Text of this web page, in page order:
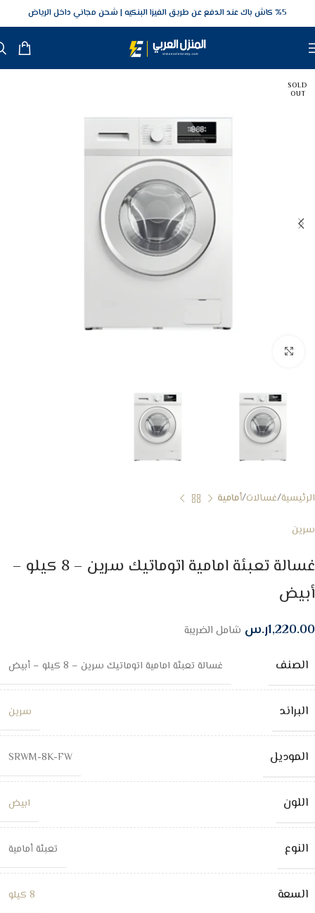
5‎% كاش باك عند الدفع عن طريق الفيزا البنكيه شحن مجاني داخل الرياض
SOLD
OUT
الرئيسية غسالات أمامية
سرين
غسالة تعبئة امامية اتوماتيك سرين – 8 كيلو –
أبيض
1,220.00ر.س شامل الضريبة
الصنف غسالة تعبئة امامية اتوماتيك سرين – 8 كيلو – أبيض
البراند سرين
الموديل SRWM-8K-FW
اللون ابيض
النوع تعبئة أمامية
السعة 8 كيلو